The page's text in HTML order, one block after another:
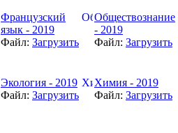
Французский
язык - 2019
Файл: Загрузить
Обществознание
- 2019
Файл: Загрузить
Экология - 2019
Файл: Загрузить
Химия - 2019
Файл: Загрузить